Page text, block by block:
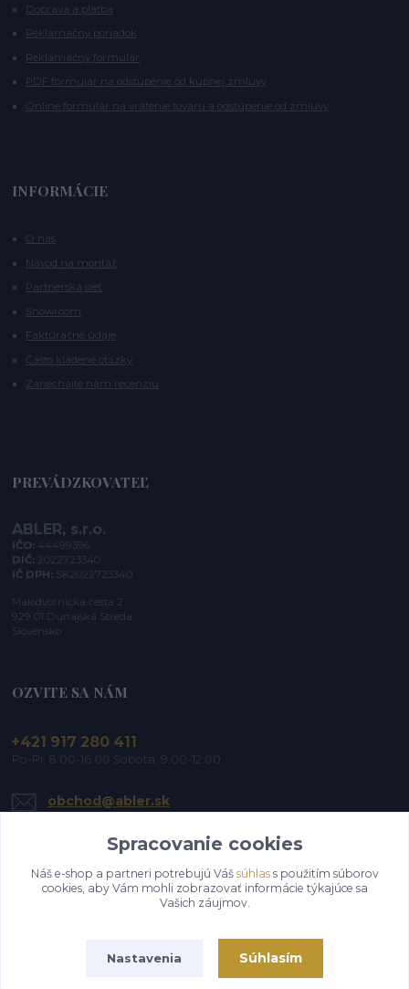
Doprava a platba
Reklamačný poriadok
Reklamačný formulár
PDF formulár na odstúpenie od kúpnej zmluvy
Online formulár na vrátenie tovaru a odstúpenie od zmluvy
INFORMÁCIE
O nás
Návod na montáž
Partnerská sieť
Showroom
Faktúračné údaje
Často kladené otázky
Zanechajte nám recenziu
PREVÁDZKOVATEĽ
ABLER, s.r.o.
IČO: 44499396
DIČ: 2022723340
IČ DPH: SK2022723340
Malodvornícka cesta 2
929 01 Dunajská Streda
Slovensko
OZVITE SA NÁM
+421 917 280 411
Po-Pi: 8:00-16:00 Sobota: 9:00-12:00
obchod@abler.sk
Upraviť zber cookies.
Spracovanie cookies
Náš e-shop a partneri potrebujú Váš súhlass použitím súborov
cookies, aby Vám mohli zobrazovať informácie týkajúce sa
Vašich záujmov.
Nastavenia Súhlasím